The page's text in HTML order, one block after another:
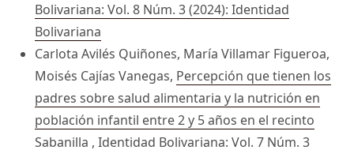
Bolivariana: Vol. 8 Núm. 3 (2024): Identidad
Bolivariana
Carlota Avilés Quiñones, María Villamar Figueroa,
Moisés Cajías Vanegas, Percepción que tienen los
padres sobre salud alimentaria y la nutrición en
población infantil entre 2 y 5 años en el recinto
Sabanilla , Identidad Bolivariana: Vol. 7 Núm. 3